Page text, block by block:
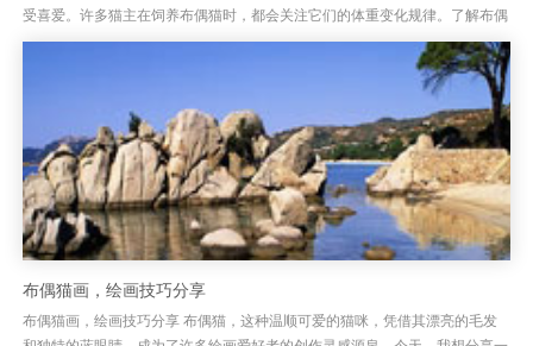
受喜爱。许多猫主在饲养布偶猫时，都会关注它们的体重变化规律。了解布偶
猫的体重发展规律，不仅有助于评估其健康状况，还能帮助主人做好日常...
布偶猫画，绘画技巧分享
布偶猫画，绘画技巧分享 布偶猫，这种温顺可爱的猫咪，凭借其漂亮的毛发